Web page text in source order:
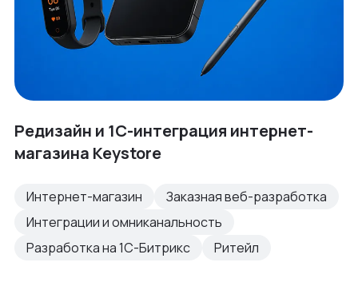
Редизайн и 1С-интеграция интернет-
магазина Keystore
Интернет-магазин
Заказная веб-разработка
Интеграции и омниканальность
Разработка на 1С-Битрикс
Ритейл